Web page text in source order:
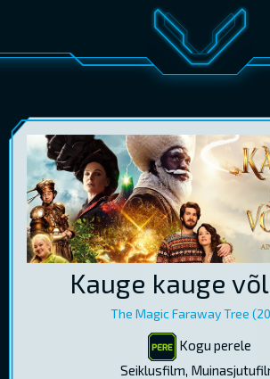
FILMID PILETID
KONVERENTS V-
ENG
Kauge kauge
The Magic Faraway Tree
Kogu perele
Seiklusfilm,